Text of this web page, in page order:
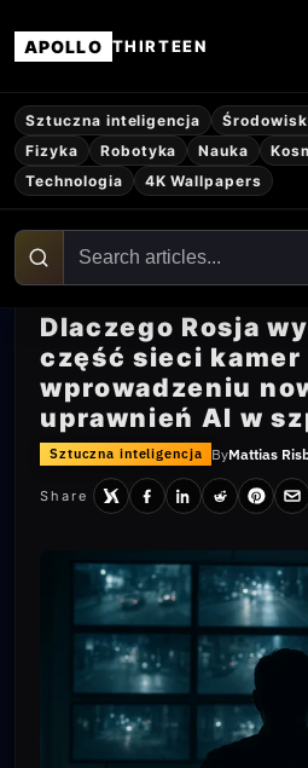
APOLLO THIRTEEN
Sztuczna inteligencja
Fizyka
Robotyka Nauka
Technologia
4K Wallpapers
Dlaczego Rosja
część sieci kamer
wprowadzeniu
uprawnień AI w
Sztuczna inteligencja ByMattias
Share